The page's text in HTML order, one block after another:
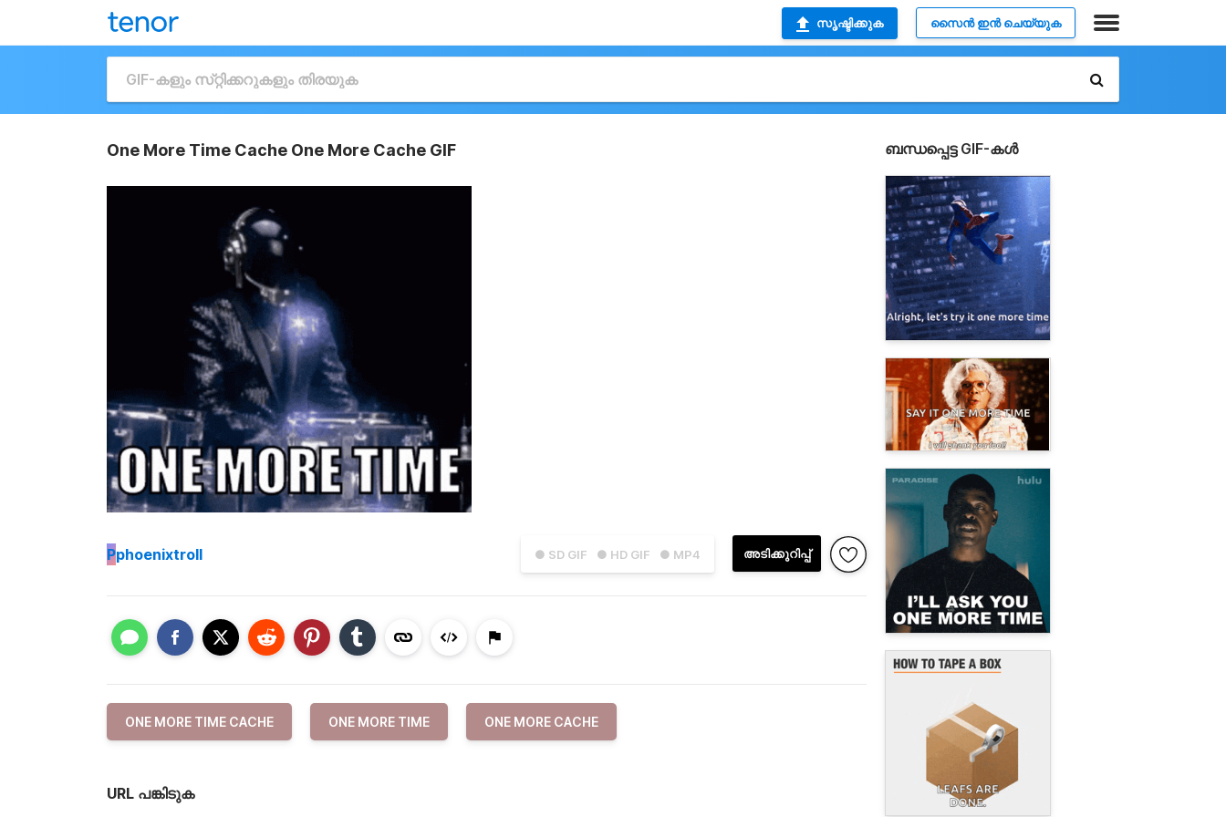
സൃഷ്ടിക്കുക സൈൻ ഇൻ ചെയ്യുക
One More Time Cache One More Cache GIF
● SD GIF ● HD GIF ● MP4 അടിക്കുറിപ്പ്
Pphoenixtroll
ONE MORE TIME CACHE ONE MORE TIME ONE MORE CACHE
URL പങ്കിടുക
ബന്ധപ്പെട്ട GIF-കൾ